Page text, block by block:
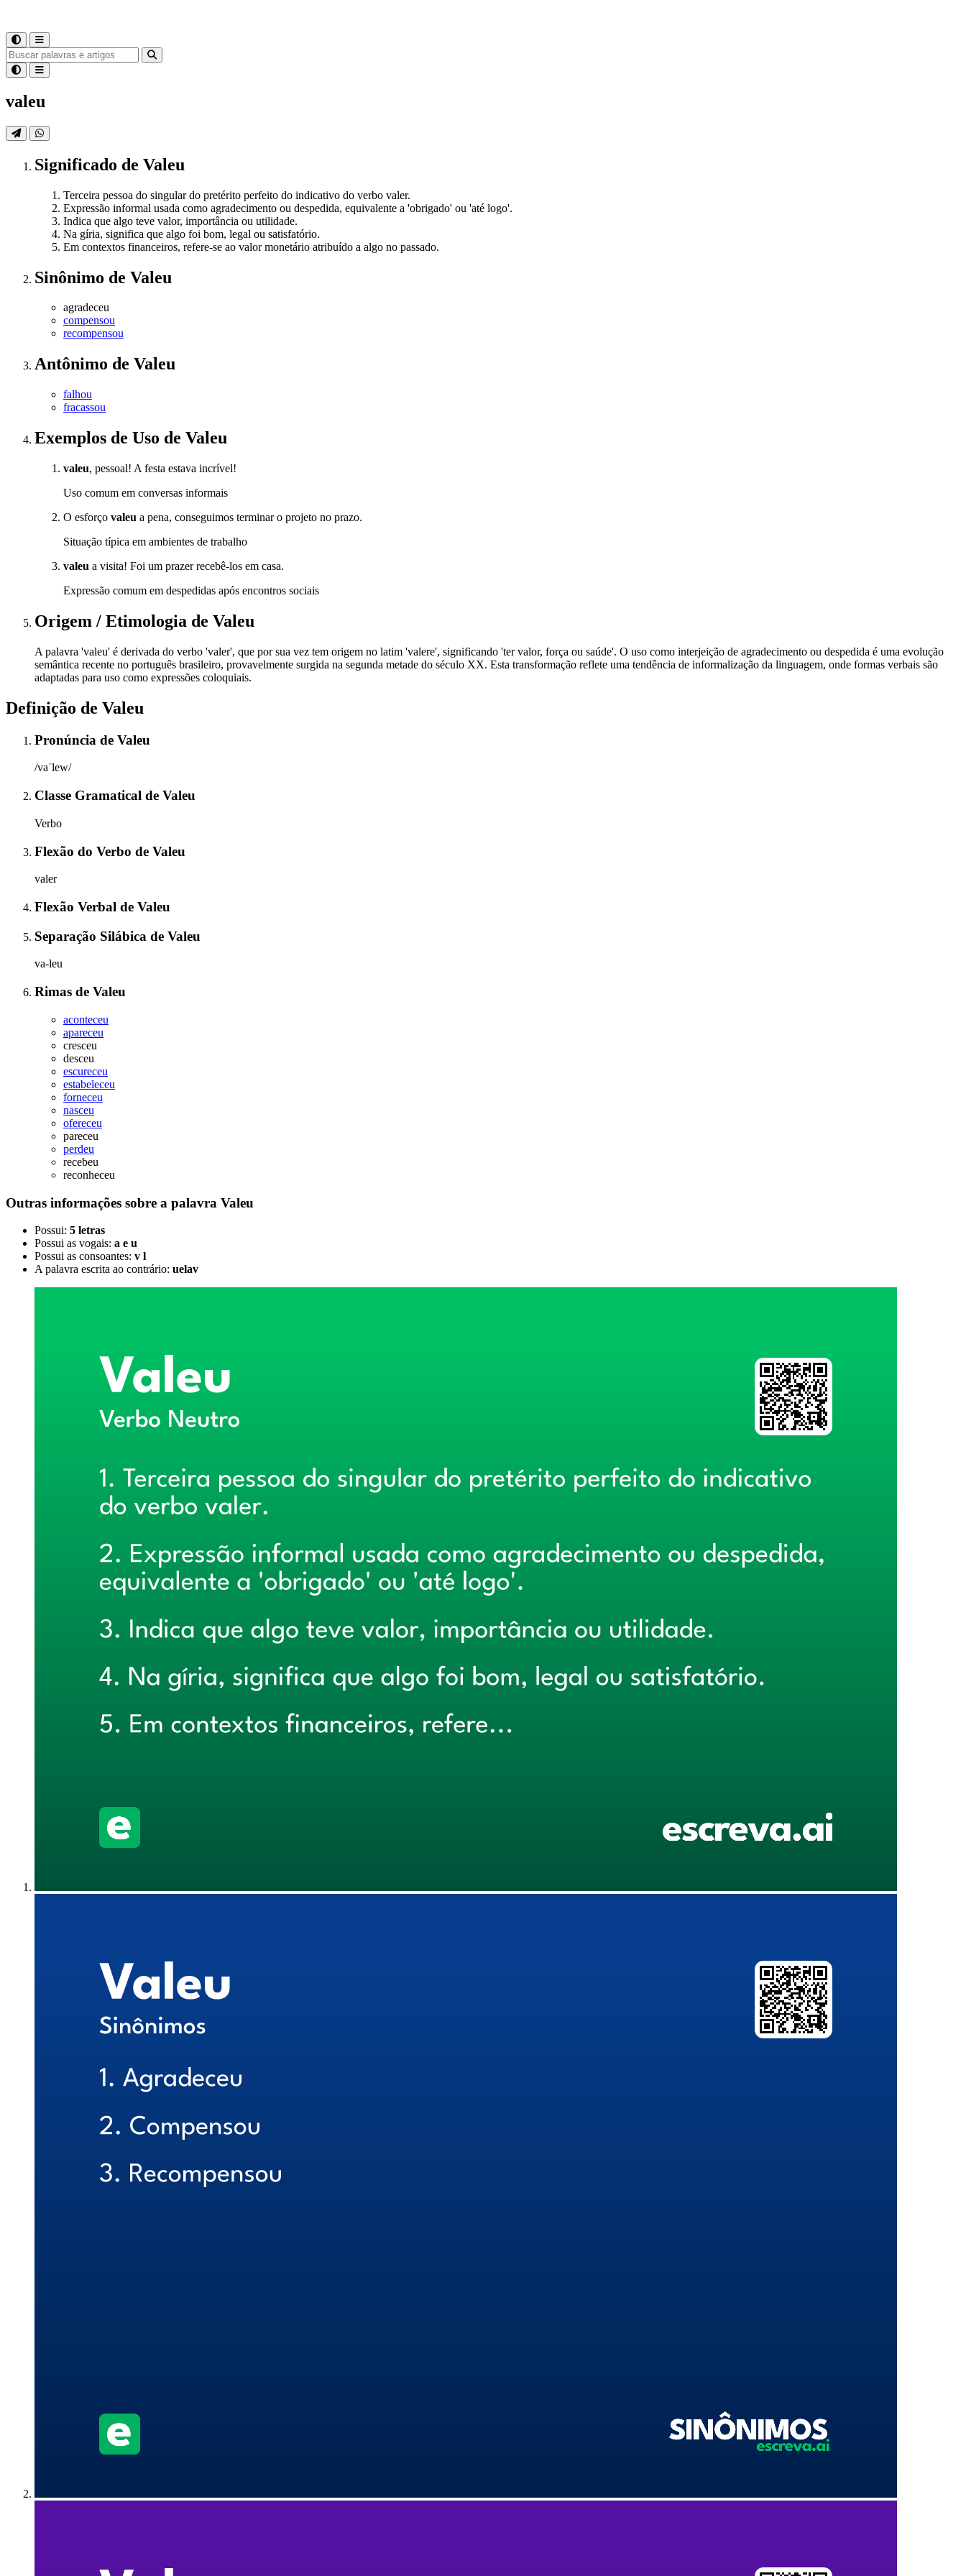
valeu
Significado de Valeu
Terceira pessoa do singular do pretérito perfeito do indicativo do verbo valer.
Expressão informal usada como agradecimento ou despedida, equivalente a 'obrigado' ou 'até logo'.
Indica que algo teve valor, importância ou utilidade.
Na gíria, significa que algo foi bom, legal ou satisfatório.
Em contextos financeiros, refere-se ao valor monetário atribuído a algo no passado.
Sinônimo de Valeu
agradeceu
compensou
recompensou
Antônimo de Valeu
falhou
fracassou
Exemplos de Uso de Valeu
valeu, pessoal! A festa estava incrível!
Uso comum em conversas informais
O esforço valeu a pena, conseguimos terminar o projeto no prazo.
Situação típica em ambientes de trabalho
valeu a visita! Foi um prazer recebê-los em casa.
Expressão comum em despedidas após encontros sociais
Origem / Etimologia de Valeu
A palavra 'valeu' é derivada do verbo 'valer', que por sua vez tem origem no latim 'valere', significando 'ter valor, força ou saúde'. O uso como interjeição de agradecimento ou despedida é uma evolução
semântica recente no português brasileiro, provavelmente surgida na segunda metade do século XX. Esta transformação reflete uma tendência de informalização da linguagem, onde formas verbais são
adaptadas para uso como expressões coloquiais.
Definição de Valeu
Pronúncia de Valeu
/vaˈlew/
Classe Gramatical de Valeu
Verbo
Flexão do Verbo de Valeu
valer
Flexão Verbal de Valeu
Separação Silábica de Valeu
va-leu
Rimas de Valeu
aconteceu
apareceu
cresceu
desceu
escureceu
estabeleceu
forneceu
nasceu
ofereceu
pareceu
perdeu
recebeu
reconheceu
Outras informações sobre a palavra Valeu
Possui: 5 letras
Possui as vogais: a e u
Possui as consoantes: v l
A palavra escrita ao contrário: uelav